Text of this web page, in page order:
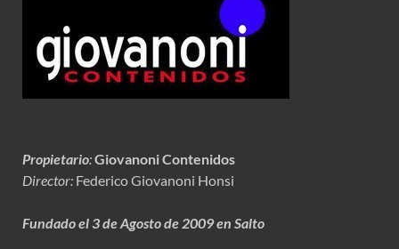
Propietario:Giovanoni Contenidos
Director: Federico Giovanoni Honsi
Fundado el 3 de Agosto de 2009 en Salto